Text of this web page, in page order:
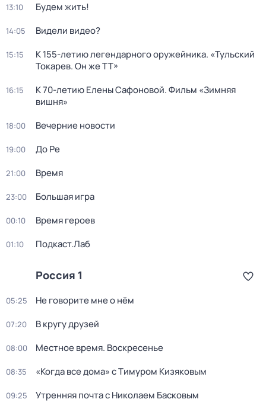
13:10 Будем жить!
14:05 Видели видео?
15:15
К 155-летию легендарного оружейника. «Тульский
Токарев. Он же ТТ»
16:15
К 70-летию Елены Сафоновой. Фильм «Зимняя
вишня»
18:00 Вечерние новости
19:00 До Ре
21:00 Время
23:00 Большая игра
00:10 Время героев
01:10 Подкаст.Лаб
Россия 1
05:25 Не говорите мне о нём
07:20 В кругу друзей
08:00 Местное время. Воскресенье
08:35 «Когда все дома» с Тимуром Кизяковым
09:25 Утренняя почта с Николаем Басковым